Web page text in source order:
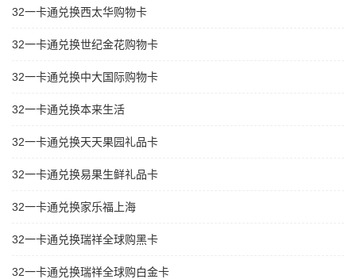
32一卡通兑换西太华购物卡
32一卡通兑换世纪金花购物卡
32一卡通兑换中大国际购物卡
32一卡通兑换本来生活
32一卡通兑换天天果园礼品卡
32一卡通兑换易果生鲜礼品卡
32一卡通兑换家乐福上海
32一卡通兑换瑞祥全球购黑卡
32一卡通兑换瑞祥全球购白金卡